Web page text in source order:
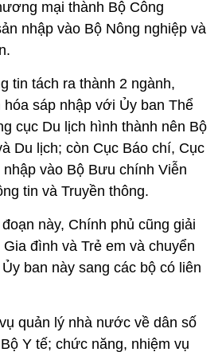
mại thành Bộ Công
nhập vào Bộ Nông nghiệp và
tin tách ra thành 2 ngành,
sáp nhập với Ủy ban Thể
cục Du lịch hình thành nên Bộ
Du lịch; còn Cục Báo chí, Cục
vào Bộ Bưu chính Viễn
tin và Truyền thông.
này, Chính phủ cũng giải
đình và Trẻ em và chuyển
ban này sang các bộ có liên
quản lý nhà nước về dân số
Y tế; chức năng, nhiệm vụ